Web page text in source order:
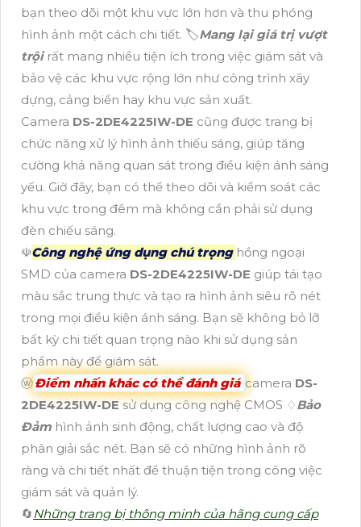
bạn theo dõi một khu vực lớn hơn và thu phóng
hình ảnh một cách chi tiết. 🏷Mang lại giá trị vượt
trộirất mang nhiều tiện ích trong việc giám sát và
bảo vệ các khu vực rộng lớn như công trình xây
dựng, cảng biển hay khu vực sản xuất.
Camera DS-2DE4225IW-DE cũng được trang bị
chức năng xử lý hình ảnh thiếu sáng, giúp tăng
cường khả năng quan sát trong điều kiện ánh sáng
yếu. Giờ đây, bạn có thể theo dõi và kiểm soát các
khu vực trong đêm mà không cần phải sử dụng
đèn chiếu sáng.
☫Công nghệ ứng dụng chú trọng hồng ngoại
SMD của camera DS-2DE4225IW-DE giúp tái tạo
màu sắc trung thực và tạo ra hình ảnh siêu rõ nét
trong mọi điều kiện ánh sáng. Bạn sẽ không bỏ lỡ
bất kỳ chi tiết quan trọng nào khi sử dụng sản
phẩm này để giám sát.
ⓦĐiểm nhấn khác có thể đánh giá camera DS-
2DE4225IW-DEsử dụng công nghệ CMOS ♢Bảo
Đảm hình ảnh sinh động, chất lượng cao và độ
phân giải sắc nét. Bạn sẽ có những hình ảnh rõ
ràng và chi tiết nhất để thuận tiện trong công việc
giám sát và quản lý.
🔄Những trang bị thông minh của hãng cung cấp